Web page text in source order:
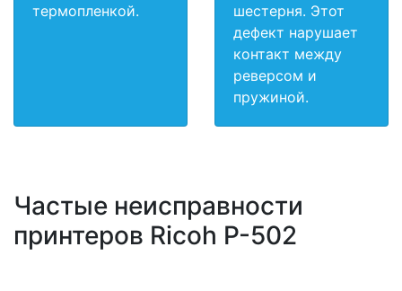
термопленкой.
шестерня. Этот
дефект нарушает
контакт между
реверсом и
пружиной.
Частые неисправности
принтеров Ricoh P-502